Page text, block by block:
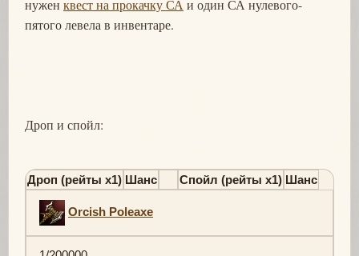
нужен квест на прокачку СА и один СА нулевого-
пятого левела в инвентаре.
Дроп и спойл:
Дроп (рейты х1) Шанс Спойл (рейты х1) Шанс
Orcish Poleaxe